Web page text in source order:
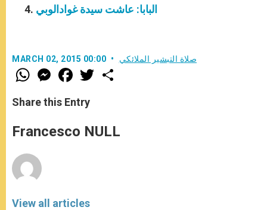
البابا: عاشت سيدة غوادالوبي
MARCH 02, 2015 00:00 صلاة التبشير الملائكي
W
h
t
s
p
p
M
e
s
e
g
e
F
a
e
b
o
k
w
r
Share this Entry
Francesco NULL
View all articles